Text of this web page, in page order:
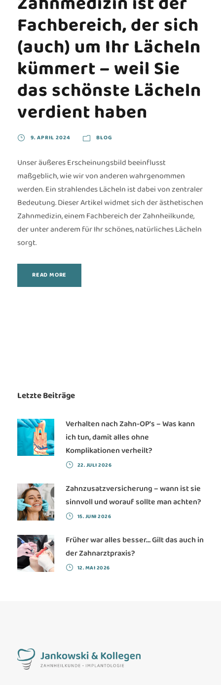
Fachbereich, der sich
(auch) um Ihr Lächeln
kümmert – weil Sie
das schönste Lächeln
verdient haben
9. APRIL 2024 BLOG
Unser äußeres Erscheinungsbild beeinflusst
maßgeblich, wie wir von anderen wahrgenommen
werden. Ein strahlendes Lächeln ist dabei von zentraler
Bedeutung. Dieser Artikel widmet sich der ästhetischen
Zahnmedizin, einem Fachbereich der Zahnheilkunde,
der unter anderem für Ihr schönes, natürliches Lächeln
sorgt.
READ MORE
Letzte Beiträge
Verhalten nach Zahn-OP’s – Was kann
ich tun, damit alles ohne
Komplikationen verheilt?
22. JULI 2026
Zahnzusatzversicherung – wann ist sie
sinnvoll und worauf sollte man achten?
15. JUNI 2026
Früher war alles besser… Gilt das auch in
der Zahnarztpraxis?
12. MAI 2026